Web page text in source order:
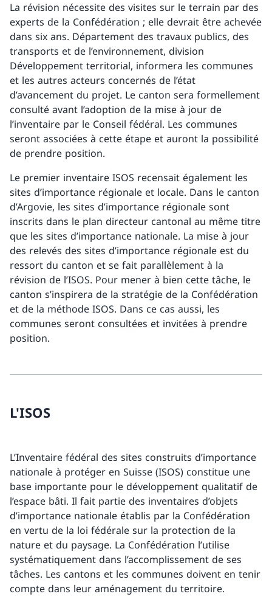
La révision nécessite des visites sur le terrain par des
experts de la Confédération ; elle devrait être achevée
dans six ans. Département des travaux publics, des
transports et de l’environnement, division
Développement territorial, informera les communes
et les autres acteurs concernés de l’état
d’avancement du projet. Le canton sera formellement
consulté avant l’adoption de la mise à jour de
l’inventaire par le Conseil fédéral. Les communes
seront associées à cette étape et auront la possibilité
de prendre position.
Le premier inventaire ISOS recensait également les
sites d’importance régionale et locale. Dans le canton
d’Argovie, les sites d’importance régionale sont
inscrits dans le plan directeur cantonal au même titre
que les sites d’importance nationale. La mise à jour
des relevés des sites d’importance régionale est du
ressort du canton et se fait parallèlement à la
révision de l’ISOS. Pour mener à bien cette tâche, le
canton s’inspirera de la stratégie de la Confédération
et de la méthode ISOS. Dans ce cas aussi, les
communes seront consultées et invitées à prendre
position.
L'ISOS
L’Inventaire fédéral des sites construits d’importance
nationale à protéger en Suisse (ISOS) constitue une
base importante pour le développement qualitatif de
l’espace bâti. Il fait partie des inventaires d’objets
d’importance nationale établis par la Confédération
en vertu de la loi fédérale sur la protection de la
nature et du paysage. La Confédération l’utilise
systématiquement dans l’accomplissement de ses
tâches. Les cantons et les communes doivent en tenir
compte dans leur aménagement du territoire.